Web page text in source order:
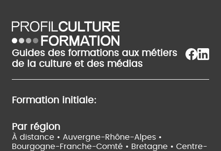
Guides des formations aux métiers
de la culture et des médias
Formation initiale:
Par région
À distance • Auvergne-Rhône-Alpes •
Bourgogne-Franche-Comté • Bretagne • Centre-